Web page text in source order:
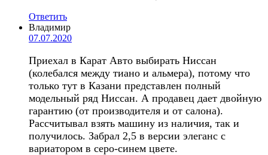
Ответить
Владимир
07.07.2020
Приехал в Карат Авто выбирать Ниссан
(колебался между тиано и альмера), потому что
только тут в Казани представлен полный
модельный ряд Ниссан. А продавец дает двойную
гарантию (от производителя и от салона).
Рассчитывал взять машину из наличия, так и
получилось. Забрал 2,5 в версии элеганс с
вариатором в серо-синем цвете.